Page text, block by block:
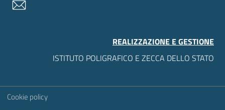
REALIZZAZIONE E GESTIONE
ISTITUTO POLIGRAFICO E ZECCA DELLO STATO
Sezione Link Utili
Cookie policy